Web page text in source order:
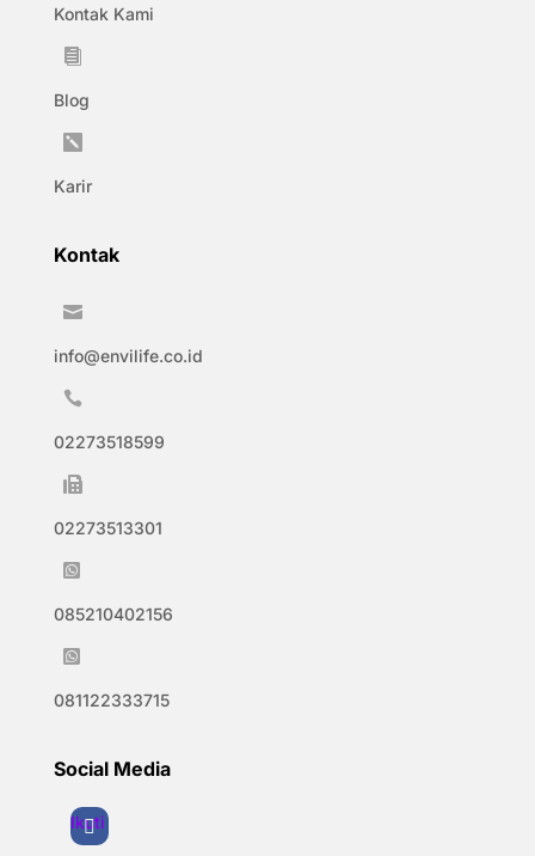
Kontak Kami

Blog

Karir
Kontak

info@envilife.co.id

02273518599

02273513301

085210402156

081122333715
Social Media
Ikuti